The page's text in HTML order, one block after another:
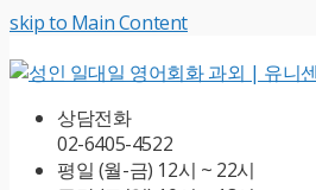
skip to Main Content
상담전화
02-6405-4522
평일 (월-금) 12시 ~ 22시